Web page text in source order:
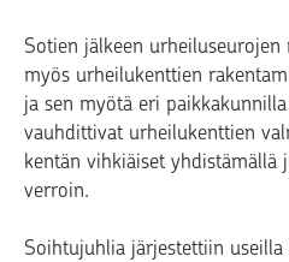
Sotien jälkeen urheiluseurojen
myös urheilukenttien
ja sen myötä eri
vauhdittivat urheilukenttien
kentän vihkiäiset yhdistämällä
verroin.
Soihtujuhlia järjestettiin